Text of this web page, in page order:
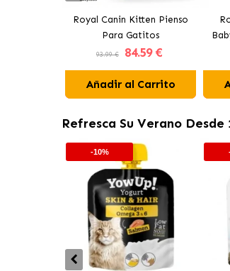
Royal Canin Kitten Pienso
Para Gatitos
93.99 € 84.59 €
Añadir al Carrito
Refresca Su Verano Desde
-10%